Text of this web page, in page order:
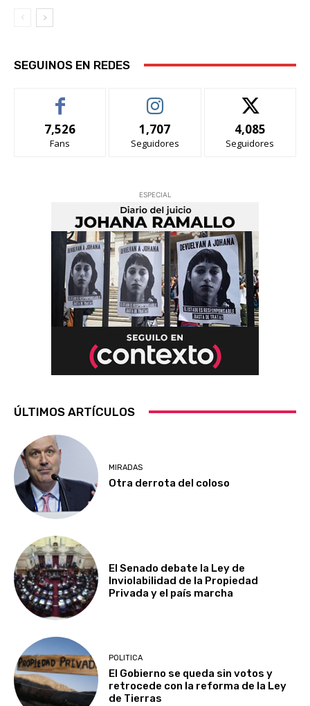
SEGUINOS EN REDES
7,526
Fans
1,707
Seguidores
4,085
Seguidores
ESPECIAL
ÚLTIMOS ARTÍCULOS
MIRADAS
Otra derrota del coloso
El Senado debate la Ley de
Inviolabilidad de la Propiedad
Privada y el país marcha
POLITICA
El Gobierno se queda sin votos y
retrocede con la reforma de la Ley
de Tierras